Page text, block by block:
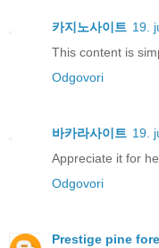
카지노사이트 19.
This content is
Odgovori
바카라사이트 19.
Appreciate it for
Odgovori
Prestige pine